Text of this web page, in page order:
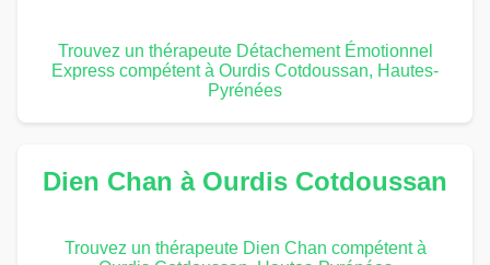
Trouvez un thérapeute Détachement Émotionnel
Express compétent à Ourdis Cotdoussan, Hautes-
Pyrénées
Dien Chan à Ourdis Cotdoussan
Trouvez un thérapeute Dien Chan compétent à